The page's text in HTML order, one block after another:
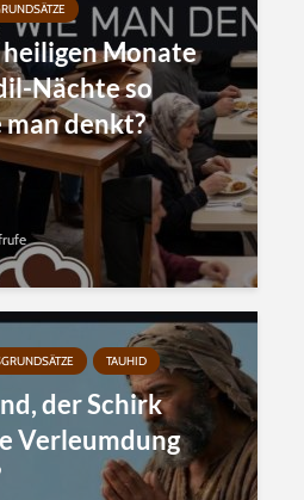
Monate
Nächte so
denkt?
TAUHID
der Schirk
Verleumdung